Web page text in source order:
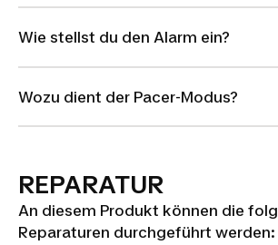
Wie stellst du den Alarm ein?
Wozu dient der Pacer-Modus?
REPARATUR
An diesem Produkt können die
Reparaturen durchgeführt werden: